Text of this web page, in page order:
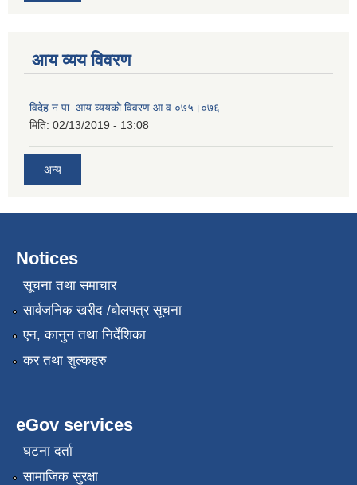
आय व्यय विवरण
विदेह न.पा. आय व्ययको विवरण आ.व.०७५।०७६
मिति: 02/13/2019 - 13:08
अन्य
Notices
सूचना तथा समाचार
सार्वजनिक खरीद /बोलपत्र सूचना
एन, कानुन तथा निर्देशिका
कर तथा शुल्कहरु
eGov services
घटना दर्ता
सामाजिक सुरक्षा